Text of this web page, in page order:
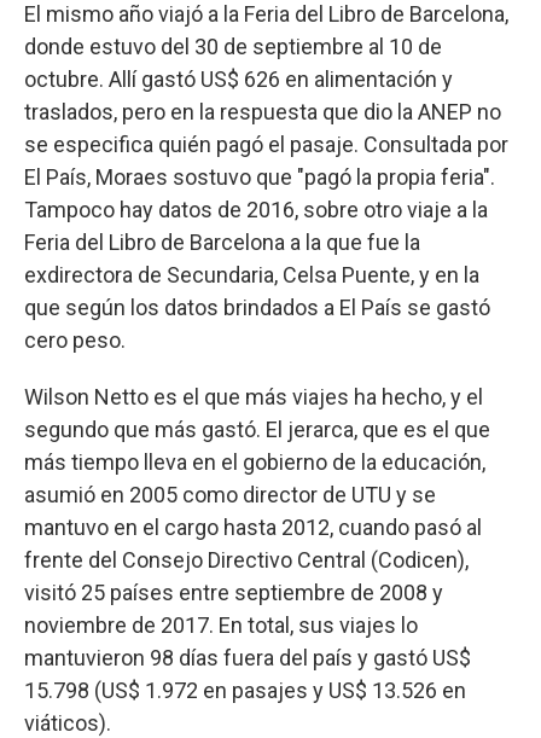
El mismo año viajó a la Feria del Libro de Barcelona,
donde estuvo del 30 de septiembre al 10 de
octubre. Allí gastó US$ 626 en alimentación y
traslados, pero en la respuesta que dio la ANEP no
se especifica quién pagó el pasaje. Consultada por
El País, Moraes sostuvo que "pagó la propia feria".
Tampoco hay datos de 2016, sobre otro viaje a la
Feria del Libro de Barcelona a la que fue la
exdirectora de Secundaria, Celsa Puente, y en la
que según los datos brindados a El País se gastó
cero peso.
Wilson Netto es el que más viajes ha hecho, y el
segundo que más gastó. El jerarca, que es el que
más tiempo lleva en el gobierno de la educación,
asumió en 2005 como director de UTU y se
mantuvo en el cargo hasta 2012, cuando pasó al
frente del Consejo Directivo Central (Codicen),
visitó 25 países entre septiembre de 2008 y
noviembre de 2017. En total, sus viajes lo
mantuvieron 98 días fuera del país y gastó US$
15.798 (US$ 1.972 en pasajes y US$ 13.526 en
viáticos).